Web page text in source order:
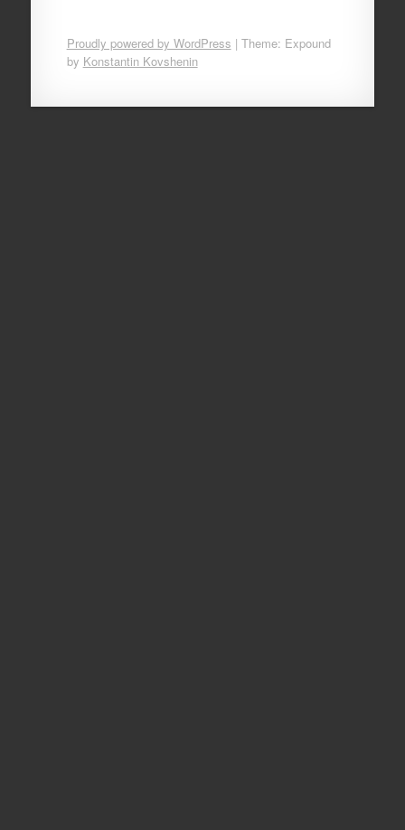
Proudly powered by WordPress | Theme: Expound
by Konstantin Kovshenin